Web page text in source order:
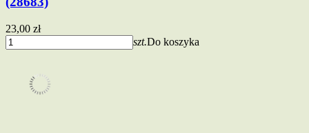
23,00 zł
szt.Do koszyka